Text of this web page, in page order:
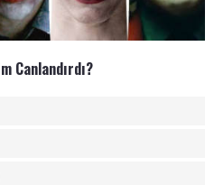
Canlandırdı?